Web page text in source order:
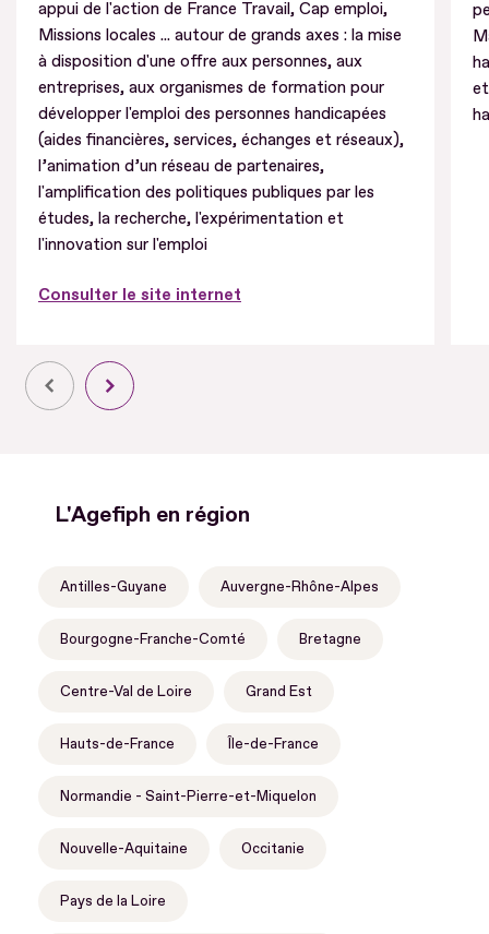
appui de l'action de France Travail, Cap emploi,
Missions locales ... autour de grands axes : la mise
à disposition d'une offre aux personnes, aux
entreprises, aux organismes de formation pour
développer l'emploi des personnes handicapées
(aides financières, services, échanges et réseaux),
l’animation d’un réseau de partenaires,
l'amplification des politiques publiques par les
études, la recherche, l'expérimentation et
l'innovation sur l'emploi
Consulter le site internet
L'Agefiph en région
Antilles-Guyane Auvergne-Rhône-Alpes
Bourgogne-Franche-Comté Bretagne
Centre-Val de Loire Grand Est
Hauts-de-France Île-de-France
Normandie - Saint-Pierre-et-Miquelon
Nouvelle-Aquitaine Occitanie
Pays de la Loire